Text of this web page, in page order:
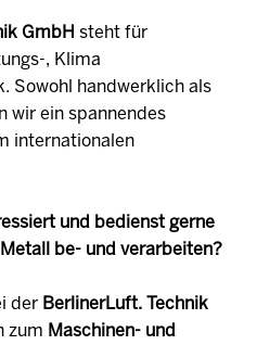
GmbH steht für
, Klima
Sowohl handwerklich als
wir ein spannendes
internationalen
und bedienst gerne
be- und verarbeiten?
der BerlinerLuft. Technik
zum Maschinen- und